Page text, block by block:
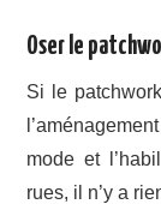
Oser le
Si le
mode et
rues, il n’y a